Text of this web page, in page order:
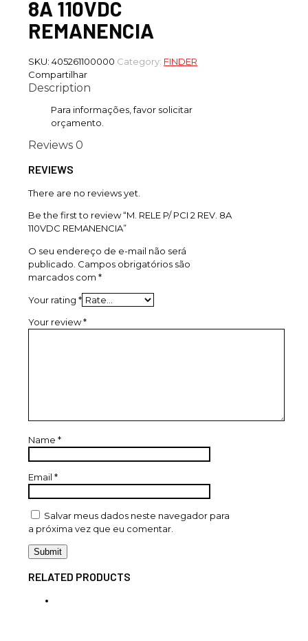
8A 110VDC
REMANENCIA
SKU: 405261100000 Category: FINDER
Compartilhar
Description
Para informações, favor solicitar
orçamento.
Reviews 0
REVIEWS
There are no reviews yet.
Be the first to review “M. RELE P/ PCI 2 REV. 8A
110VDC REMANENCIA”
O seu endereço de e-mail não será
publicado. Campos obrigatórios são
marcados com *
Your rating *
Your review*
Name *
Email *
Salvar meus dados neste navegador para
a próxima vez que eu comentar.
RELATED PRODUCTS